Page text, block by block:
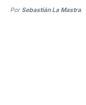
Por Sebastián La Mastra